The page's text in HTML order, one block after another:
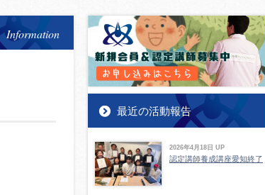
Information
最近の活動報告
2026年4月18日 UP
認定講師養成講座愛知終了